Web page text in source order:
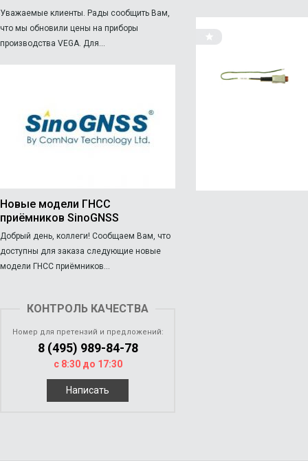
Уважаемые клиенты. Рады сообщить Вам,
что мы обновили цены на приборы
производства VEGA. Для...
Новые модели ГНСС
приёмников SinoGNSS
Добрый день, коллеги! Сообщаем Вам, что
доступны для заказа следующие новые
модели ГНСС приёмников...
КОНТРОЛЬ КАЧЕСТВА
Номер для претензий и предложений:
8 (495) 989-84-78
с 8:30 до 17:30
Написать